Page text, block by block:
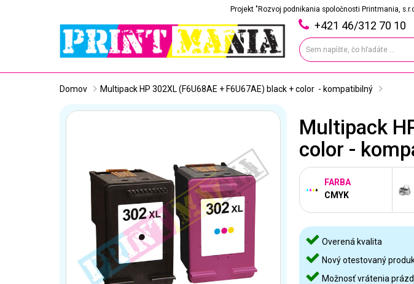
Projekt "Rozvoj podnikania spoločnosti Printmania,
+421 46/312 70 10
Domov Multipack HP 302XL (F6U68AE + F6U67AE) black + color  - kompatibilný
Multipack
color -
FARBA
CMYK
Overená kvalita
Nový otestovaný
Možnosť vrátenia